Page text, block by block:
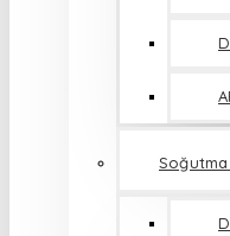
Soğutma